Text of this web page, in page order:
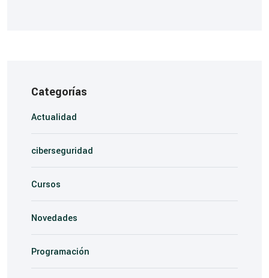
Categorías
Actualidad
ciberseguridad
Cursos
Novedades
Programación